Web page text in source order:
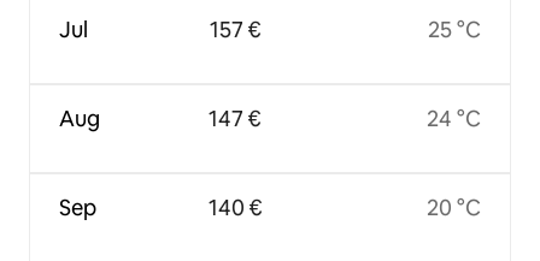
Jul
Aug
Sep
157 €
147 €
140 €
25 °C
24 °C
20 °C